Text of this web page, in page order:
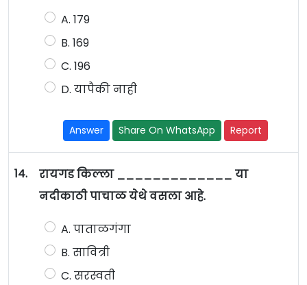
A. 179
B. 169
C. 196
D. यापैकी नाही
Answer Share On WhatsApp Report
14.
रायगड किल्ला _____________ या
नदीकाठी पाचाळ येथे वसला आहे.
A. पाताळगंगा
B. सावित्री
C. सरस्वती